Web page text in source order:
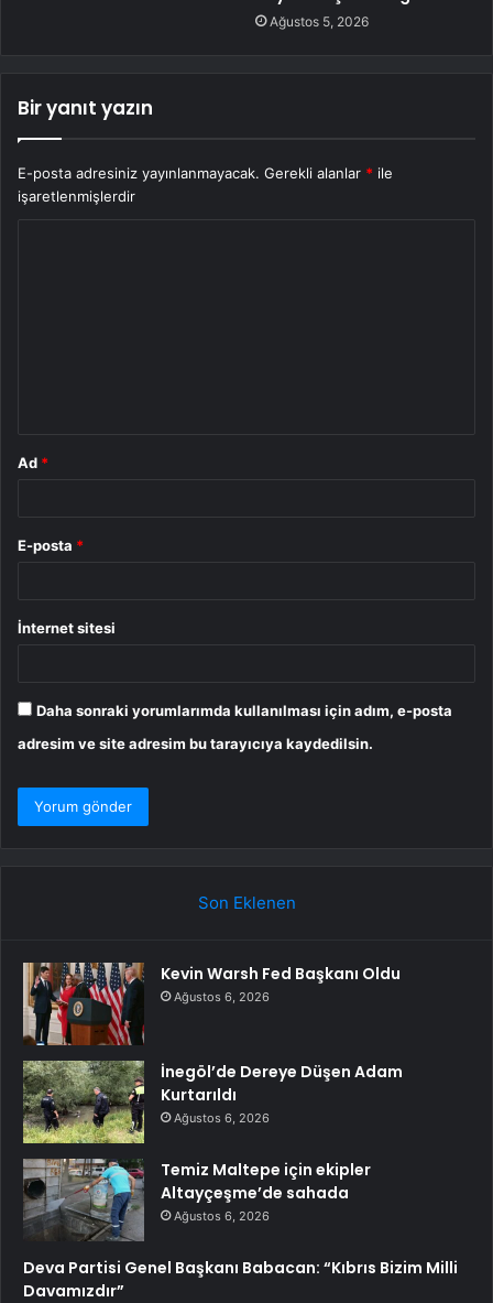
Ağustos 5, 2026
Bir yanıt yazın
E-posta adresiniz yayınlanmayacak. Gerekli alanlar * ile
işaretlenmişlerdir
Ad *
E-posta *
İnternet sitesi
Daha sonraki yorumlarımda kullanılması için adım, e-posta
adresim ve site adresim bu tarayıcıya kaydedilsin.
Son Eklenen
Kevin Warsh Fed Başkanı Oldu
Ağustos 6, 2026
İnegöl’de Dereye Düşen Adam
Kurtarıldı
Ağustos 6, 2026
Temiz Maltepe için ekipler
Altayçeşme’de sahada
Ağustos 6, 2026
Deva Partisi Genel Başkanı Babacan: “Kıbrıs Bizim Milli
Davamızdır”